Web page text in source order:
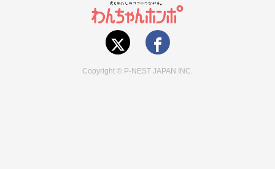
Copyright © P-NEST JAPAN INC.